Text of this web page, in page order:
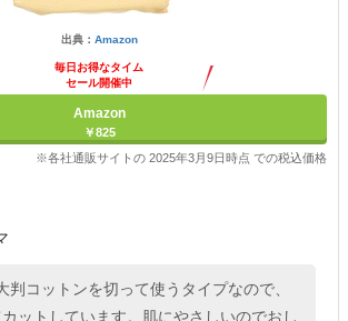
出典： Amazon
毎日お得なタイム
セール開催中
Amazon
￥825
※各社通販サイトの 2025年3月9日時点 での税込価格
判コットンを切って使うタイプなので、
ットしています。肌にやさしいのでおし